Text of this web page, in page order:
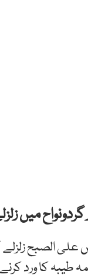
اور گردونواح
علی الصبح
طیبہ کا ورد